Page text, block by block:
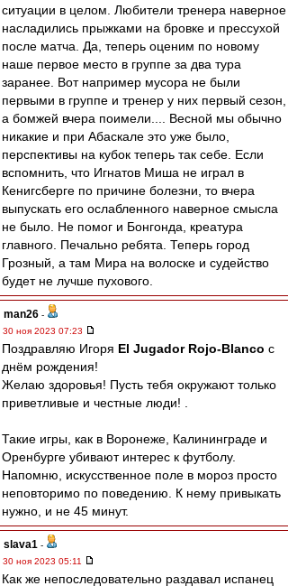
ситуации в целом. Любители тренера наверное
насладились прыжками на бровке и прессухой
после матча. Да, теперь оценим по новому
наше первое место в группе за два тура
заранее. Вот например мусора не были
первыми в группе и тренер у них первый сезон,
а бомжей вчера поимели.... Весной мы обычно
никакие и при Абаскале это уже было,
перспективы на кубок теперь так себе. Если
вспомнить, что Игнатов Миша не играл в
Кенигсберге по причине болезни, то вчера
выпускать его ослабленного наверное смысла
не было. Не помог и Бонгонда, креатура
главного. Печально ребята. Теперь город
Грозный, а там Мира на волоске и судейство
будет не лучше пухового.
man26 -
30 ноя 2023 07:23
Поздравляю Игоря El Jugador Rojo-Blanco с
днём рождения!
Желаю здоровья! Пусть тебя окружают только
приветливые и честные люди! .
Такие игры, как в Воронеже, Калининграде и
Оренбурге убивают интерес к футболу.
Напомню, искусственное поле в мороз просто
неповторимо по поведению. К нему привыкать
нужно, и не 45 минут.
slava1 -
30 ноя 2023 05:11
Как же непоследовательно раздавал испанец